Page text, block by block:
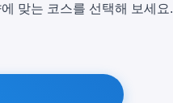
맞는 코스를 선택해 보세요.